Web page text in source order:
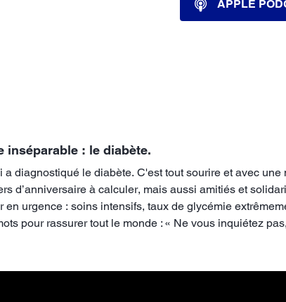
APPLE
inséparable : le diabète.
diagnostiqué le diabète. C'est tout sourire et avec
d’anniversaire à calculer, mais aussi amitiés et
urgence : soins intensifs, taux de glycémie
pour rassurer tout le monde : « Ne vous inquiétez